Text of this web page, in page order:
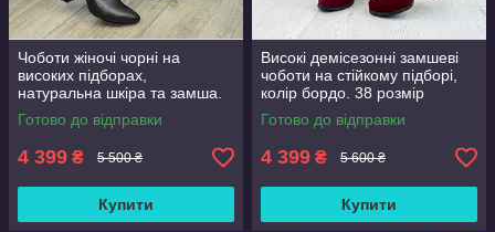
Чоботи жіночі чорні на
високих підборах,
натуральна шкіра та замша.
38 розмір
Готово до відправки
4 399 ₴ 5 500 ₴
Купити
Високі демісезонні замшеві
чоботи на стійкому підборі,
колір бордо. 38 розмір
Готово до відправки
4 399 ₴ 5 600 ₴
Купити